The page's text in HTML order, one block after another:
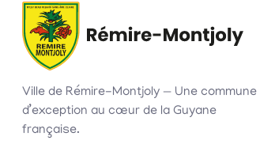
Ville de Rémire-Montjoly — Une commune
d’exception au cœur de la Guyane
française.